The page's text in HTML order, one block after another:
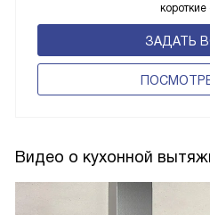
короткие
ЗАДАТЬ
Видео о кухонной